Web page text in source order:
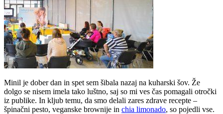
Minil je dober dan in spet sem šibala nazaj na kuharski šov. Že
dolgo se nisem imela tako luštno, saj so mi ves čas pomagali otročki
iz publike. In kljub temu, da smo delali zares zdrave recepte –
špinačni pesto, veganske brownije in chia limonado, so pojedli vse.